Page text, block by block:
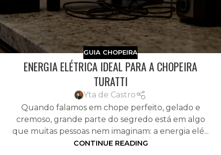
GUIA CHOPEIRA
ENERGIA ELÉTRICA IDEAL PARA A CHOPEIRA
TURATTI
Yta de Castro
Quando falamos em chope perfeito, gelado e
cremoso, grande parte do segredo está em algo
que muitas pessoas nem imaginam: a energia elé...
CONTINUE READING